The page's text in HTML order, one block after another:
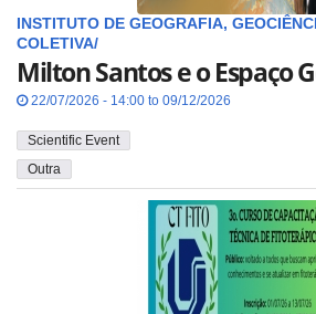
INSTITUTO DE GEOGRAFIA,
COLETIVA/
Milton Santos e o Espaço
22/07/2026 - 14:00 to 09/12/2026
Scientific Event
Outra